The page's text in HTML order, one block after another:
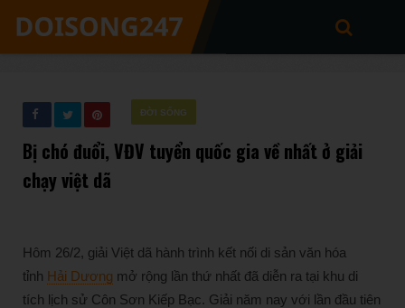
ĐỜI SỐNG
Bị chó đuổi, VĐV tuyển quốc gia về nhất ở giải
chạy việt dã
Hôm 26/2, giải Việt dã hành trình kết nối di sản văn hóa
tỉnh Hải Dương mở rộng lần thứ nhất đã diễn ra tại khu di
tích lịch sử Côn Sơn Kiếp Bạc. Giải năm nay với lần đầu tiên